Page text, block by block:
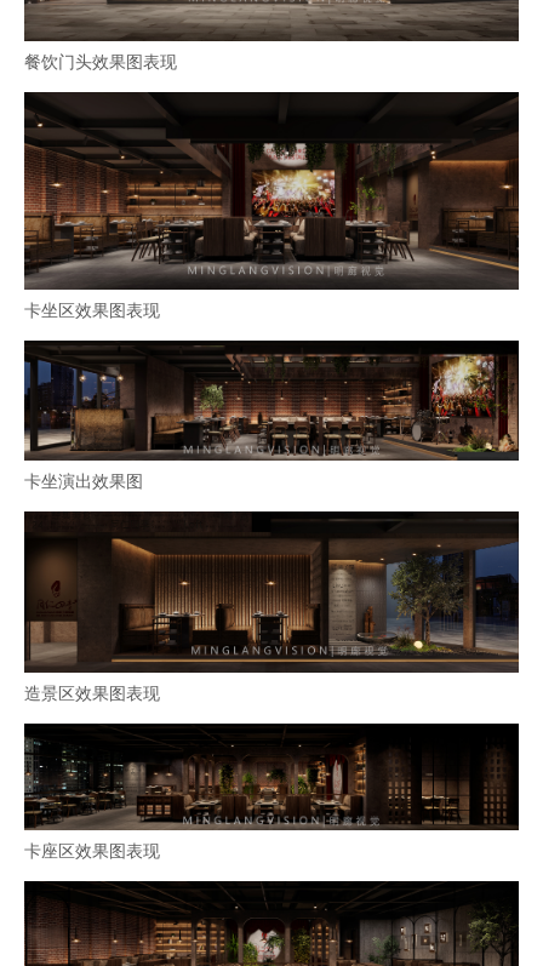
餐饮门头效果图表现
卡坐区效果图表现
卡坐演出效果图
造景区效果图表现
卡座区效果图表现